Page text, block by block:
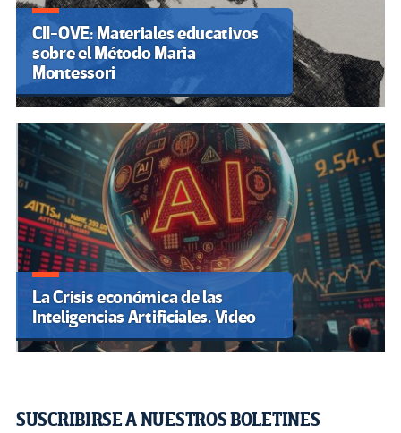
CII-OVE: Materiales educativos
sobre el Método Maria
Montessori
La Crisis económica de las
Inteligencias Artificiales. Video
SUSCRIBIRSE A NUESTROS BOLETINES